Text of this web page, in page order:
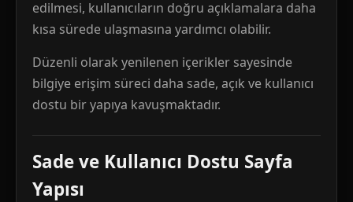
edilmesi, kullanıcıların doğru açıklamalara daha
kısa sürede ulaşmasına yardımcı olabilir.
Düzenli olarak yenilenen içerikler sayesinde
bilgiye erişim süreci daha sade, açık ve kullanıcı
dostu bir yapıya kavuşmaktadır.
Sade ve Kullanıcı Dostu Sayfa
Yapısı